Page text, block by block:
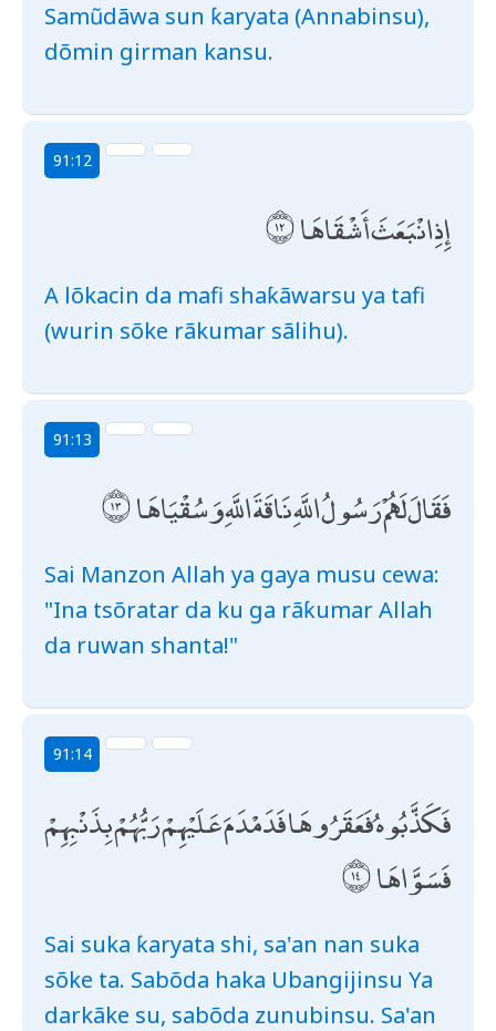
Samũdãwa sun ƙaryata (Annabinsu),
dõmin girman kansu.
91:12
إِذِ انْبَعَثَ أَشْقَاهَا
A lõkacin da mafi shaƙãwarsu ya tafi
(wurin sõke rãkumar sãlihu).
91:13
فَقَالَ لَهُمْ رَسُولُ اللَّهِ نَاقَةَ اللَّهِ وَسُقْيَاهَا
Sai Manzon Allah ya gaya musu cewa:
"Ina tsõratar da ku ga rãƙumar Allah
da ruwan shanta!"
91:14
فَكَذَّبُوهُ فَعَقَرُوهَا فَدَمْدَمَ عَلَيْهِمْ رَبُّهُمْ بِذَنْبِهِمْ
فَسَوَّاهَا
Sai suka ƙaryata shi, sa'an nan suka
sõke ta. Sabõda haka Ubangijinsu Ya
darkãke su, sabõda zunubinsu. Sa'an